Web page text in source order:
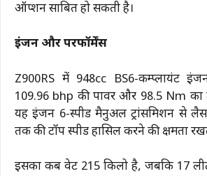
ऑप्शन साबित हो सकती है।
इंजन और परफॉर्मेंस
Z900RS में 948cc BS6-कम्प्लायंट
109.96 bhp की पावर और 98.5 Nm का
यह इंजन 6-स्पीड मैनुअल ट्रांसमिशन से
तक की टॉप स्पीड हासिल करने की क्षमता
इसका कर्ब वेट 215 किलो है, जबकि 17